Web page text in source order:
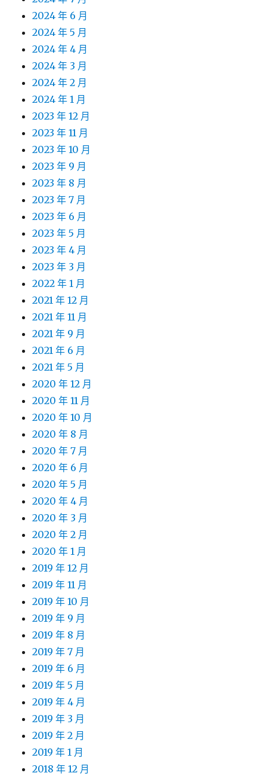
2024 年 6 月
2024 年 5 月
2024 年 4 月
2024 年 3 月
2024 年 2 月
2024 年 1 月
2023 年 12 月
2023 年 11 月
2023 年 10 月
2023 年 9 月
2023 年 8 月
2023 年 7 月
2023 年 6 月
2023 年 5 月
2023 年 4 月
2023 年 3 月
2022 年 1 月
2021 年 12 月
2021 年 11 月
2021 年 9 月
2021 年 6 月
2021 年 5 月
2020 年 12 月
2020 年 11 月
2020 年 10 月
2020 年 8 月
2020 年 7 月
2020 年 6 月
2020 年 5 月
2020 年 4 月
2020 年 3 月
2020 年 2 月
2020 年 1 月
2019 年 12 月
2019 年 11 月
2019 年 10 月
2019 年 9 月
2019 年 8 月
2019 年 7 月
2019 年 6 月
2019 年 5 月
2019 年 4 月
2019 年 3 月
2019 年 2 月
2019 年 1 月
2018 年 12 月